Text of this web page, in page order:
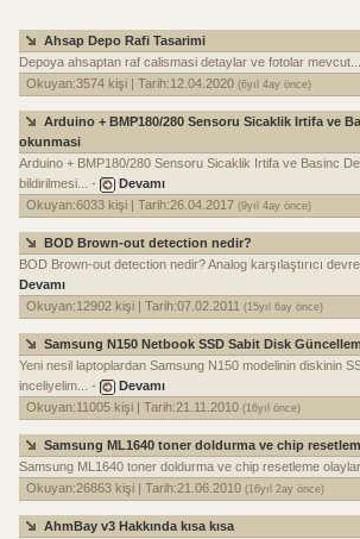
Ahsap Depo Rafi Tasarimi
Depoya ahsaptan raf calismasi detaylar ve fotolar
Okuyan:3574 kişi | Tarih:12.04.2020 (6yıl 4ay önce)
Arduino + BMP180/280 Sensoru Sicaklik Irtifa ve
okunmasi
Arduino + BMP180/280 Sensoru Sicaklik Irtifa ve Basinc
bildirilmesi... -
Devamı
Okuyan:6033 kişi | Tarih:26.04.2017 (9yıl 4ay önce)
BOD Brown-out detection nedir?
BOD Brown-out detection nedir? Analog karşılaştırıcı
Devamı
Okuyan:12902 kişi | Tarih:07.02.2011 (15yıl 6ay önce)
Samsung N150 Netbook SSD Sabit Disk
Yeni nesil laptoplardan Samsung N150 modelinin diskinin
inceliyelim... -
Devamı
Okuyan:11005 kişi | Tarih:21.11.2010 (16yıl önce)
Samsung ML1640 toner doldurma ve chip
Samsung ML1640 toner doldurma ve chip resetleme
Okuyan:26863 kişi | Tarih:21.06.2010 (16yıl 2ay önce)
AhmBay v3 Hakkında kısa kısa